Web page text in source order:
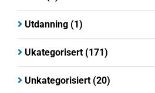
Utdanning (1)
Ukategorisert (171)
Unkategorisiert (20)